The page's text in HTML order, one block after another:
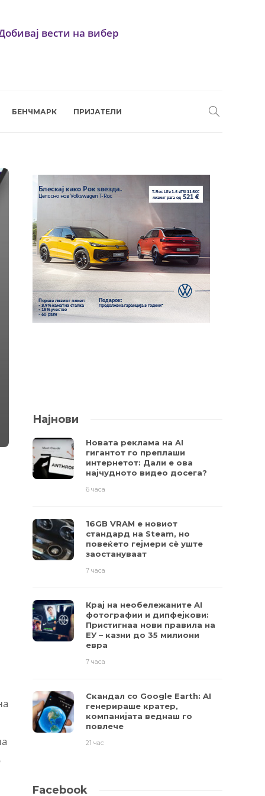
вести на вибер
БЕНЧМАРК ПРИЈАТЕЛИ
Најнови
Новата реклама на AI
гигантот го преплаши
интернетот: Дали е ова
најчудното видео досега?
6 часа
16GB VRAM е новиот
стандард на Steam, но
повеќето гејмери ​​сè уште
заостануваат
7 часа
Крај на необележаните AI
фотографии и дипфејкови:
Пристигнаа нови правила на
ЕУ – казни до 35 милиони
евра
7 часа
Скандал со Google Earth: AI
генерираше кратер,
компанијата веднаш го
повлече
21 час
Facebook